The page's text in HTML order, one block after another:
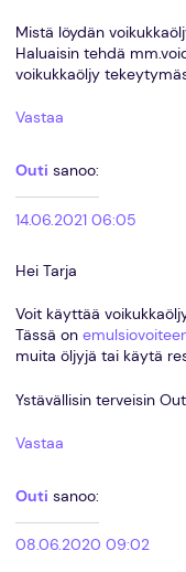
Mistä löydän
Haluaisin tehdä
voikukkaöljy
Vastaa
Outi sanoo:
14.06.2021 06:05
Hei Tarja
Voit käyttää
Tässä on
muita öljyjä tai käytä
Ystävällisin terveisin
Vastaa
Outi sanoo:
08.06.2020 09:02